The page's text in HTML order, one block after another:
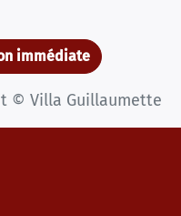
immédiate
© Villa Guillaumette